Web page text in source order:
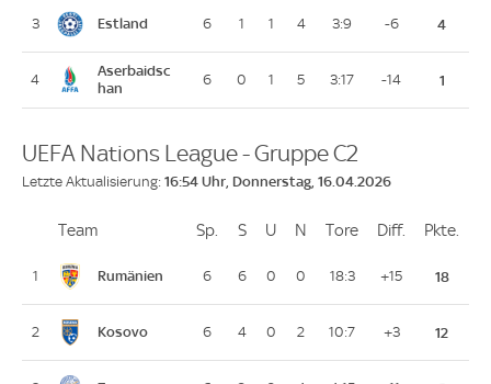
3 Estland 6 1 1 4 3:9 -6 4
4
Aserbaidsc
han
6 0 1 5 3:17 -14 1
UEFA Nations League - Gruppe C2
Letzte Aktualisierung: 16:54 Uhr, Donnerstag, 16.04.2026
PlatzTeam Sp. Spiele
SSiege
U Unentschieden
N Niederlagen
Tore ToreDiff. Differenz
Pkte.
1 Rumänien 6 6 0 0 18:3 +15 18
2 Kosovo 6 4 0 2 10:7 +3 12